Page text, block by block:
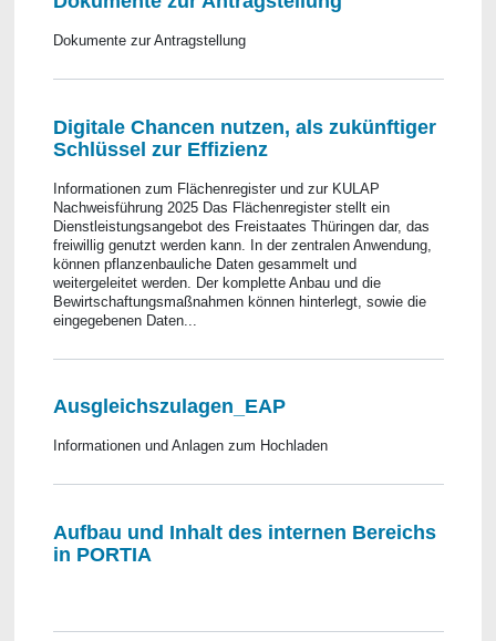
Dokumente zur Antragstellung
Digitale Chancen nutzen, als zukünftiger
Schlüssel zur Effizienz
Informationen zum Flächenregister und zur KULAP
Nachweisführung 2025 Das Flächenregister stellt ein
Dienstleistungsangebot des Freistaates Thüringen dar, das
freiwillig genutzt werden kann. In der zentralen Anwendung,
können pflanzenbauliche Daten gesammelt und
weitergeleitet werden. Der komplette Anbau und die
Bewirtschaftungsmaßnahmen können hinterlegt, sowie die
eingegebenen Daten...
Ausgleichszulagen_EAP
Informationen und Anlagen zum Hochladen
Aufbau und Inhalt des internen Bereichs
in PORTIA